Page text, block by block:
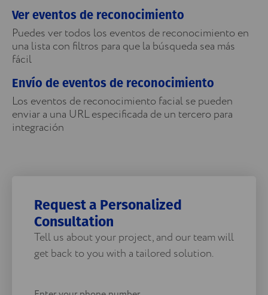
Ver eventos de reconocimiento
Puedes ver todos los eventos de reconocimiento en
una lista con filtros para que la búsqueda sea más
fácil
Envío de eventos de reconocimiento
Los eventos de reconocimiento facial se pueden
enviar a una URL especificada de un tercero para
integración
Request a Personalized
Consultation
Tell us about your project, and our team will
get back to you with a tailored solution.